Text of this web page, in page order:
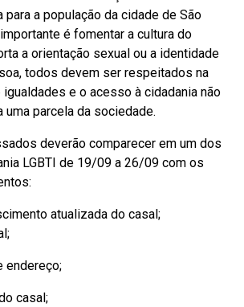
para a população da cidade de São
é fomentar a cultura do
a orientação sexual ou a identidade
todos devem ser respeitados na
e o acesso à cidadania não
parcela da sociedade.
deverão comparecer em um dos
LGBTI de 19/09 a 26/09 com os
atualizada do casal;
endereço;
casal;